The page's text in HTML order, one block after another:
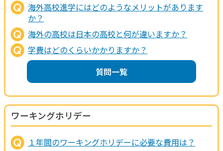
海外高校進学にはどのようなメリットがあります
か？
海外の高校は日本の高校と何が違いますか？
学費はどのくらいかかりますか？
質問一覧
ワーキングホリデー
１年間のワーキングホリデーに必要な費用は？